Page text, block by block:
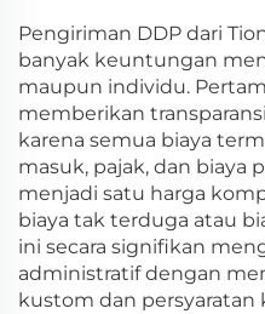
Forwarder Pengiriman
Agen
Pengiriman DDP dari
banyak keuntungan
maupun individu.
memberikan
karena semua biaya
masuk, pajak, dan biaya
menjadi satu harga
biaya tak terduga atau
ini secara signifikan
administratif dengan
kustom dan persyaratan